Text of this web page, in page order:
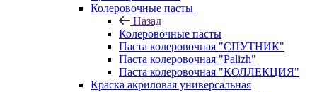
Колеровочные пасты
Назад
Колеровочные пасты
Паста колеровочная "СПУТНИК"
Паста колеровочная "Palizh"
Паста колеровочная "КОЛЛЕКЦИЯ"
Краска акриловая универсальная